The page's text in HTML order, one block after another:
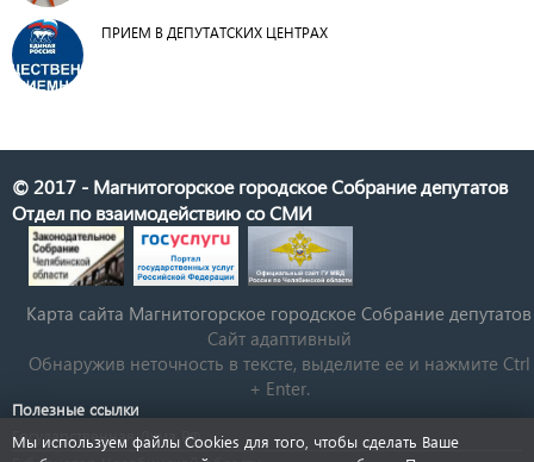
ПРИЕМ В ДЕПУТАТСКИХ ЦЕНТРАХ
© 2017 - Магнитогорское городское Собрание депутатов
Отдел по взаимодействию со СМИ
Карта сайта Магнитогорское городское Cобрание депутатов
Сайт адаптивный
Обнаружив неточность в тексте, выделите ее и нажмите Ctrl
+ Enter.
Полезные ссылки
Государственная Дума РФ
Мы используем файлы Cookies для того, чтобы сделать Ваше